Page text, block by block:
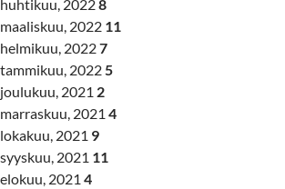
huhtikuu, 20228
maaliskuu, 2022 11
helmikuu, 20227
tammikuu, 20225
joulukuu, 2021 2
marraskuu, 2021 4
lokakuu, 2021 9
syyskuu, 2021 11
elokuu, 2021 4